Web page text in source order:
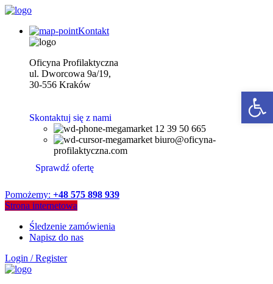
Kontakt
Oficyna Profilaktyczna
ul. Dworcowa 9a/19,
30-556 Kraków
Skontaktuj się z nami
12 39 50 665
biuro@oficyna-
profilaktyczna.com
Sprawdź ofertę
Pomożemy: +48 575 898 939
Strona internetowa
Śledzenie zamówienia
Napisz do nas
Login / Register